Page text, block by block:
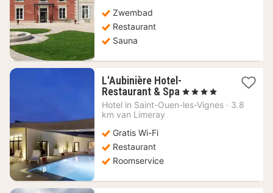
Zwembad
Restaurant
Sauna
L'Aubinière Hotel-
Restaurant & Spa 1
nacht
vanaf
, 4 Sterren
Hotel in Saint-Ouen-les-Vignes · 3.8
km van Limeray
Gratis Wi-Fi
Restaurant
Roomservice